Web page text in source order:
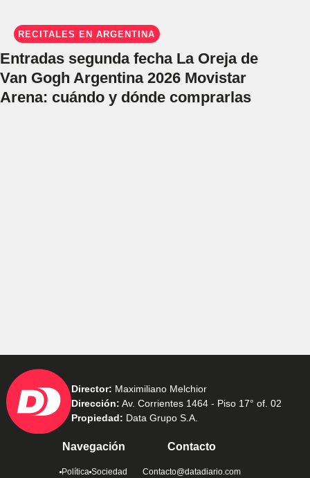
RECITALES EN ARGENTINA
Entradas segunda fecha La Oreja de
Van Gogh Argentina 2026 Movistar
Arena: cuándo y dónde comprarlas
Director: Maximiliano Melchior
Dirección: Av. Corrientes 1464 - Piso 17° of. 02
Propiedad: Data Grupo S.A.
Navegación
Política Sociedad
Contacto
Contacto@datadiario.com